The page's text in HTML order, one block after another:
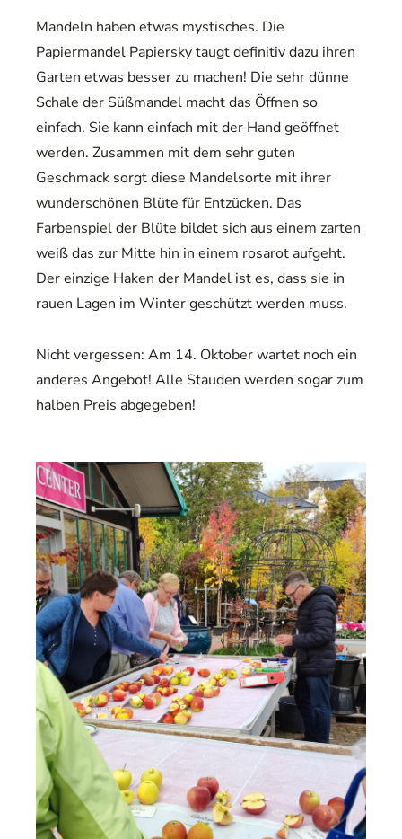
Mandeln haben etwas mystisches. Die
Papiermandel Papiersky taugt definitiv dazu ihren
Garten etwas besser zu machen! Die sehr dünne
Schale der Süßmandel macht das Öffnen so
einfach. Sie kann einfach mit der Hand geöffnet
werden. Zusammen mit dem sehr guten
Geschmack sorgt diese Mandelsorte mit ihrer
wunderschönen Blüte für Entzücken. Das
Farbenspiel der Blüte bildet sich aus einem zarten
weiß das zur Mitte hin in einem rosarot aufgeht.
Der einzige Haken der Mandel ist es, dass sie in
rauen Lagen im Winter geschützt werden muss.
Nicht vergessen: Am 14. Oktober wartet noch ein
anderes Angebot! Alle Stauden werden sogar zum
halben Preis abgegeben!